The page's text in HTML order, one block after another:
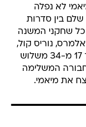
לא נפלה
בין סדרות
כל שחקני המשנה
נוריס קול,
ריי אלן ורשארד לואיס קלעו ביחד 17 מ-34 משלוש
המשלימה
את מיאמי.